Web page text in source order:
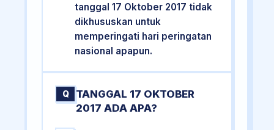
tanggal 17 Oktober 2017 tidak
dikhususkan untuk
memperingati hari peringatan
nasional apapun.
Q
TANGGAL 17 OKTOBER
2017 ADA APA?